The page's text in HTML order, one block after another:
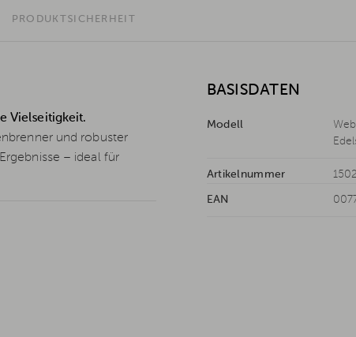
PRODUKTSICHERHEIT
Vielseitigkeit.
und robuster
– ideal für
BASISDATEN
Modell
Artikelnummer
EAN